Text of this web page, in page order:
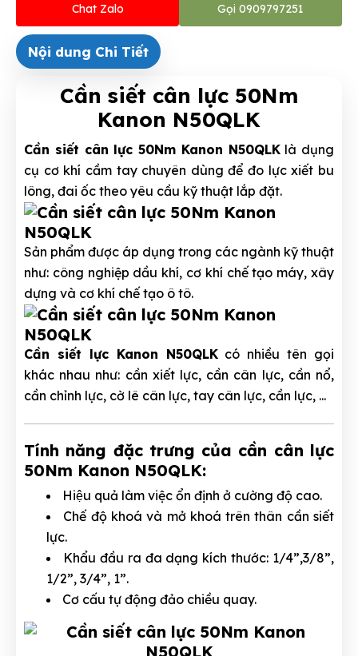
Chat Zalo Gọi 0909797251
Nội dung Chi Tiết
Cần siết cân lực 50Nm
Kanon N50QLK
Cần siết cân lực 50Nm Kanon N50QLKlà dụng
cụ cơ khí cầm tay chuyên dùng để đo lực xiết bu
lông, đai ốc theo yêu cầu kỹ thuật lắp đặt.
Sản phẩm được áp dụng trong các ngành kỹ thuật
như: công nghiệp dầu khí, cơ khí chế tạo máy, xây
dựng và cơ khí chế tạo ô tô.
Cần siết lực Kanon N50QLKcó nhiều tên gọi
khác nhau như: cần xiết lực, cần cân lực, cần nổ,
cần chỉnh lực, cờ lê cân lực, tay cân lực, cần lực, ...
Tính năng đặc trưng của cần cân lực
50Nm Kanon N50QLK:
Hiệu quả làm việc ổn định ở cường độ cao.
Chế độ khoá và mở khoá trên thân cần siết
lực.
Khẩu đầu ra đa dạng kích thước: 1/4”,3/8”,
1/2”, 3/4”, 1”.
Cơ cấu tự động đảo chiều quay.